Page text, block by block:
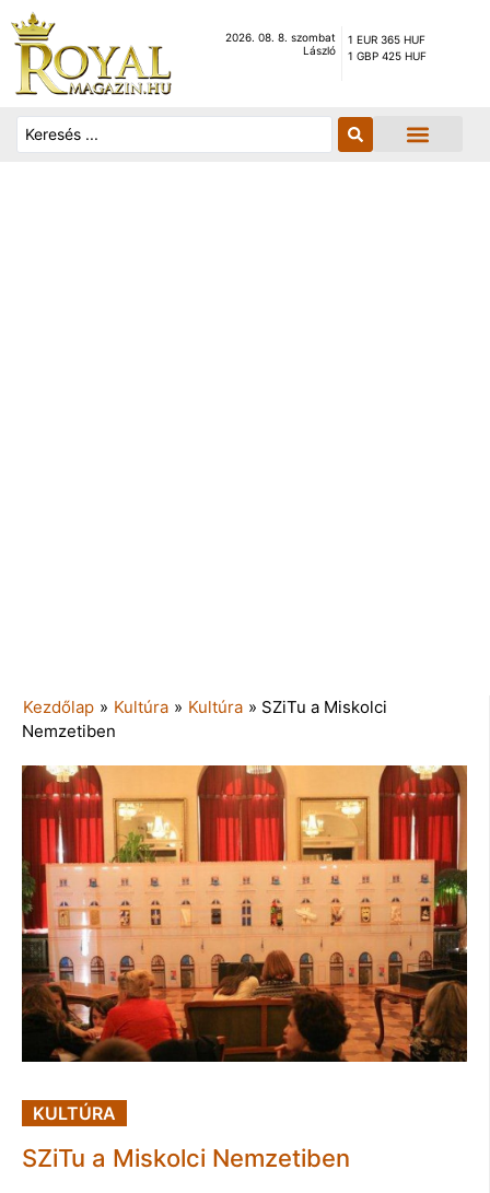
2026. 08. 8. szombat
László
1 EUR 365 HUF
1 GBP 425 HUF
Kezdőlap » Kultúra » Kultúra » SZiTu a Miskolci
Nemzetiben
KULTÚRA
SZiTu a Miskolci Nemzetiben